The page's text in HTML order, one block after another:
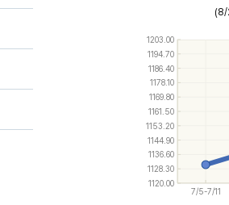
(8/
1120.00
1128.30
1136.60
1144.90
1153.20
1161.50
1169.80
1178.10
1186.40
1194.70
1203.00
7/5-7/11
Use
the
up
and
down
keys
to
navigate
between
series.
the
left